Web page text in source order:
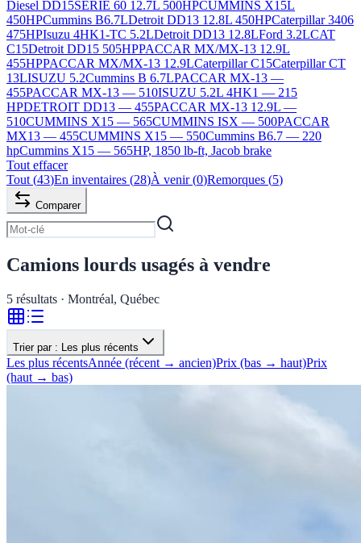
Diesel DD15SERIE 60 12.7L 500HPCUMMINS X15L
450HPCummins B6.7LDetroit DD13 12.8L 450HPCaterpillar 3406
475HPIsuzu 4HK1-TC 5.2LDetroit DD13 12.8LFord 3.2LCAT
C15Detroit DD15 505HPPACCAR MX/MX-13 12.9L
455HPPACCAR MX/MX-13 12.9LCaterpillar C15Caterpillar CT
13LISUZU 5.2Cummins B 6.7LPACCAR MX-13 —
455PACCAR MX-13 — 510ISUZU 5.2L 4HK1 — 215
HPDETROIT DD13 — 455PACCAR MX-13 12.9L —
510CUMMINS X15 — 565CUMMINS ISX — 500PACCAR
MX13 — 455CUMMINS X15 — 550Cummins B6.7 — 220
hpCummins X15 — 565HP, 1850 lb-ft, Jacob brake
Tout effacer
Tout (43)En inventaires (28)À venir (0)Remorques (5)
Comparer
Camions lourds usagés à vendre
5 résultats · Montréal, Québec
Trier par : Les plus récents
Les plus récentsAnnée (récent → ancien)Prix (bas → haut)Prix
(haut → bas)